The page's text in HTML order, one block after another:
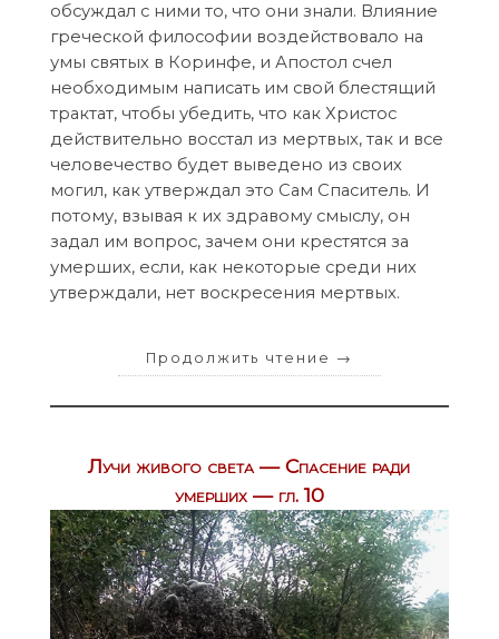
обсуждал с ними то, что они знали. Влияние
греческой философии воздействовало на
умы святых в Коринфе, и Апостол счел
необходимым написать им свой блестящий
трактат, чтобы убедить, что как Христос
действительно восстал из мертвых, так и все
человечество будет выведено из своих
могил, как утверждал это Сам Спаситель. И
потому, взывая к их здравому смыслу, он
задал им вопрос, зачем они крестятся за
умерших, если, как некоторые среди них
утверждали, нет воскресения мертвых.
Продолжить чтение →
Лучи живого света — Спасение ради
умерших — гл. 10